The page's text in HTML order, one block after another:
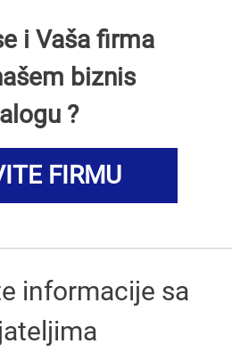
i Vaša firma
biznis
?
FIRMU
informacije sa